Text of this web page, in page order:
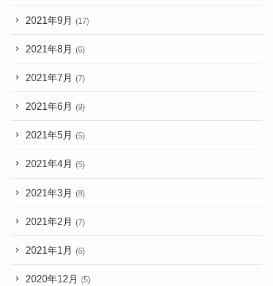
2021年9月 (17)
2021年8月 (6)
2021年7月 (7)
2021年6月 (9)
2021年5月 (5)
2021年4月 (5)
2021年3月 (8)
2021年2月 (7)
2021年1月 (6)
2020年12月 (5)